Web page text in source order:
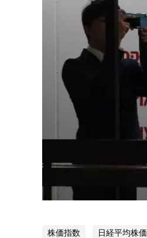
株価指数 日経平均株価